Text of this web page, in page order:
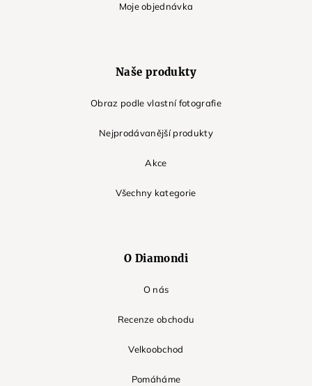
Moje objednávka
Naše produkty
Obraz podle vlastní fotografie
Nejprodávanější produkty
Akce
Všechny kategorie
O Diamondi
O nás
Recenze obchodu
Velkoobchod
Pomáháme